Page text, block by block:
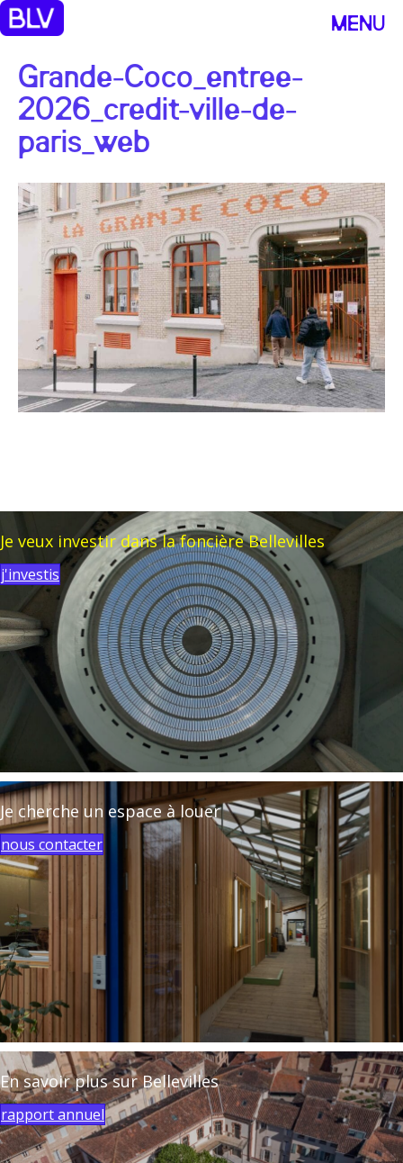
MENU
Grande-Coco_entree-
2026_credit-ville-de-
paris_web
Je veux investir dans la foncière Bellevilles
j'investis
Je cherche un espace à louer
nous contacter
En savoir plus sur Bellevilles
rapport annuel